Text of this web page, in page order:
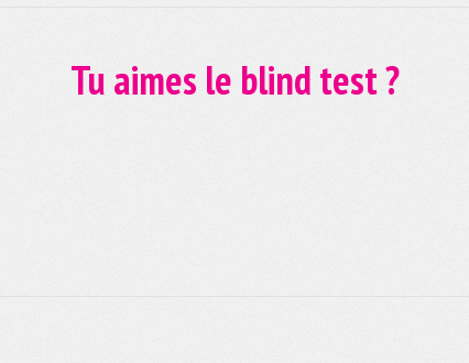
Tu aimes le blind test ?